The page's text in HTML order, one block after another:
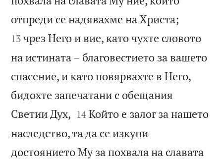
отпреди се надявахме на Христа;
13 чрез Него и вие, като чухте словото
на истината – благовестието за вашето
спасение, и като повярвахте в Него,
бидохте запечатани с обещания
Светии Дух, 

14 Който е залог за нашето
наследство, та да се изкупи
достоянието Му за похвала на славата